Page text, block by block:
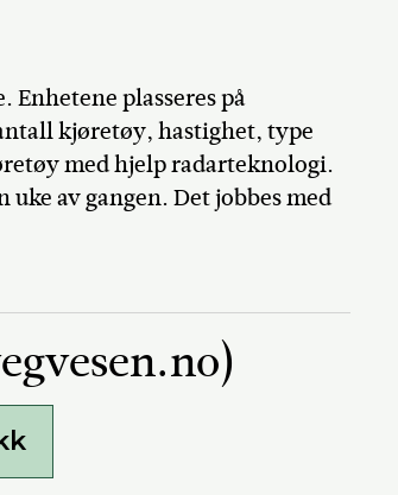
plasseres på
kjøretøy, hastighet, type
med hjelp radarteknologi.
av gangen. Det jobbes med